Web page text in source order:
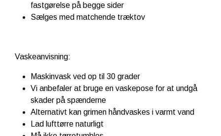
fastgørelse på begge sider
Sælges med matchende træktov
Vaskeanvisning:
Maskinvask ved op til 30 grader
Vi anbefaler at bruge en vaskepose for at undgå
skader på spænderne
Alternativt kan grimen håndvaskes i varmt vand
Lad lufttørre naturligt